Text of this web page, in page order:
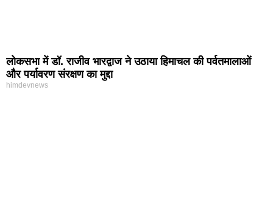
लोकसभा में डॉ. राजीव भारद्वाज ने उठाया हिमाचल की पर्वतमालाओं
और पर्यावरण संरक्षण का मुद्दा
himdevnews